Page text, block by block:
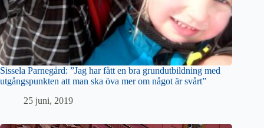
Sissela Parnegård: ”Jag har fått en bra grundutbildning med
utgångspunkten att man ska öva mer om något är svårt”
25 juni, 2019